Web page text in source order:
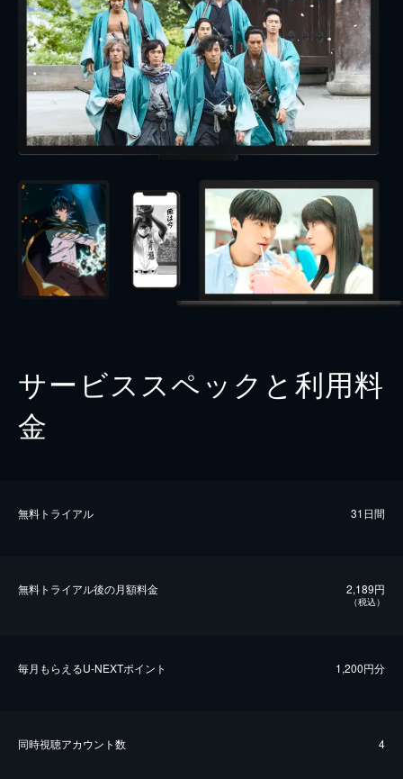
サービススペックと利用料
金
無料トライアル 31日間
無料トライアル後の⽉額料金 2,189円
（税込）
毎⽉もらえるU-NEXTポイント 1,200円分
同時視聴アカウント数 4